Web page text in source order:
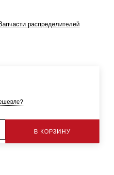
распределителей
В КОРЗИНУ